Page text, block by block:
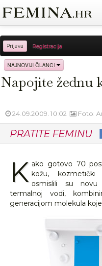
Prijava Registracija
Sreća
Moda Ljubav
NAJNOVIJI ČLANCI
Napojite žednu
24.09.2009. 10:02 Foto:
PRATITE FEMINU
K ako gotovo 70
kožu, kozmetički
osmislili su
termalnoj vodi,
generacijom molekula